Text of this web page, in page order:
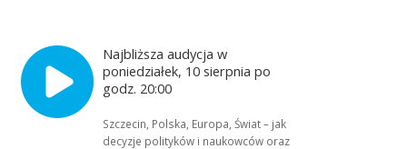
Najbliższa audycja w
poniedziałek, 10 sierpnia po
godz. 20:00
Szczecin, Polska, Europa, Świat – jak
decyzje polityków i naukowców oraz